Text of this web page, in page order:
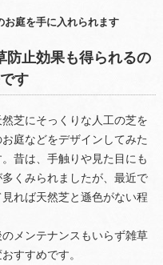
庭を手に入れられます
止効果も得られるの
す
芝にそっくりな人工の芝を
庭などをデザインしてみた
昔は、手触りや見た目にも
くみられましたが、最近で
れば天然芝と遜色がない程
メンテナンスもいらず雑草
すすめです。